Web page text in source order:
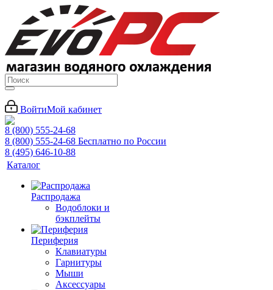
ВойтиМой кабинет
8 (800) 555-24-68
8 (800) 555-24-68 Бесплатно по России
8 (495) 646-10-88
Каталог
Распродажа
Водоблоки и
бэкплейты
Периферия
Клавиатуры
Гарнитуры
Мыши
Аксессуары